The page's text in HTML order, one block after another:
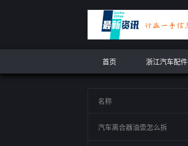
首页 浙江汽车配件
名称
汽车离合器油壶怎么拆